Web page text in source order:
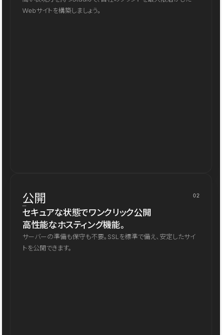
Webサイトを構築しましょう。
公開 02
セキュアな状態でワンクリック公開
高性能なホスティング機能。
サーバーの準備も保守も不要。SSLを標準で備え、安定したサイ
トを公開できます。